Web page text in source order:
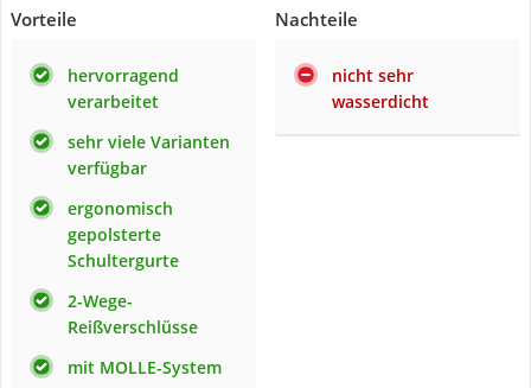
Vorteile
hervorragend
verarbeitet
sehr viele Varianten
verfügbar
ergonomisch
gepolsterte
Schultergurte
2-Wege-
Reißverschlüsse
mit MOLLE-System
Nachteile
nicht sehr
wasserdicht